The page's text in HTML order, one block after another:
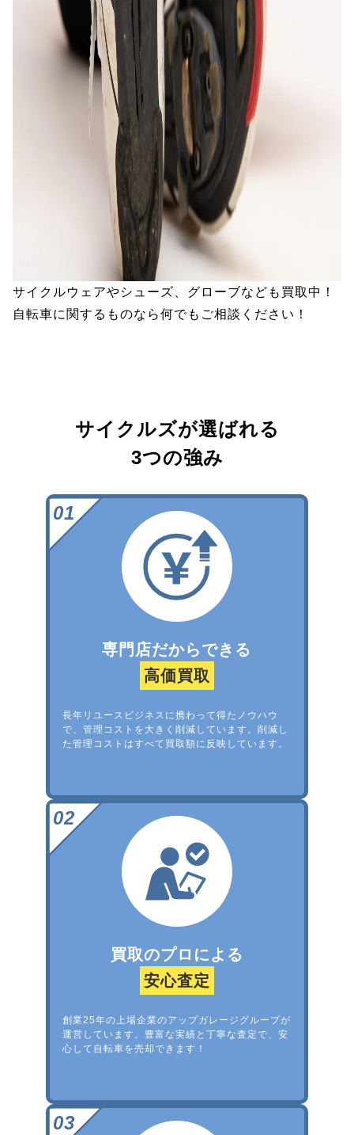
サイクルウェアやシューズ、グローブなども買取中！
自転車に関するものなら何でもご相談ください！
サイクルズが選ばれる
3つの強み
専門店だからできる
高価買取
長年リユースビジネスに携わって得たノウハウ
で、管理コストを大きく削減しています。削減し
た管理コストはすべて買取額に反映しています。
買取のプロによる
安心査定
創業25年の上場企業のアップガレージグループが
運営しています。豊富な実績と丁寧な査定で、安
心して自転車を売却できます！